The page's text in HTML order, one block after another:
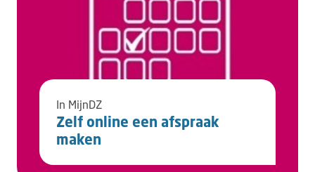
In MijnDZ
Zelf online een afspraak
maken